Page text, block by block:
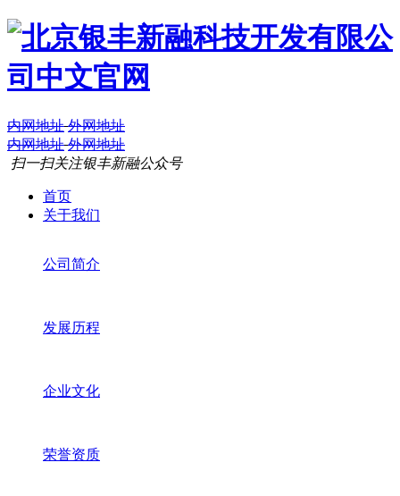
内网地址 外网地址
内网地址 外网地址
扫一扫关注银丰新融公众号
首页
关于我们
公司简介
发展历程
企业文化
荣誉资质